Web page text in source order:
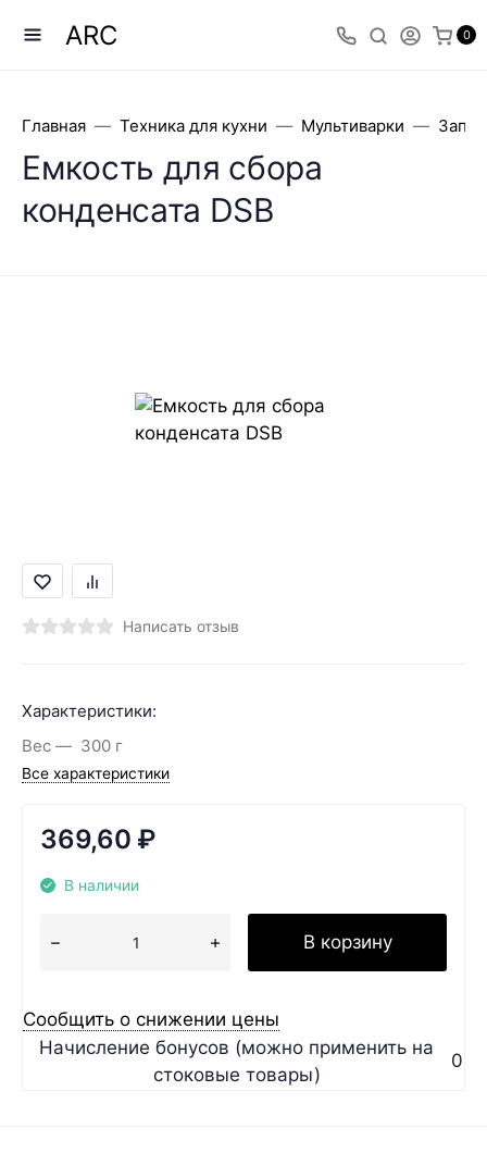
ARC 0
Главная Техника для кухни Мультиварки
Емкость для сбора
конденсата DSB
Написать отзыв
Характеристики:
Вес
300 г
Все характеристики
369,60 ₽
В наличии
В корзину
Сообщить о снижении цены
Начисление бонусов (можно применить на
стоковые товары)
0